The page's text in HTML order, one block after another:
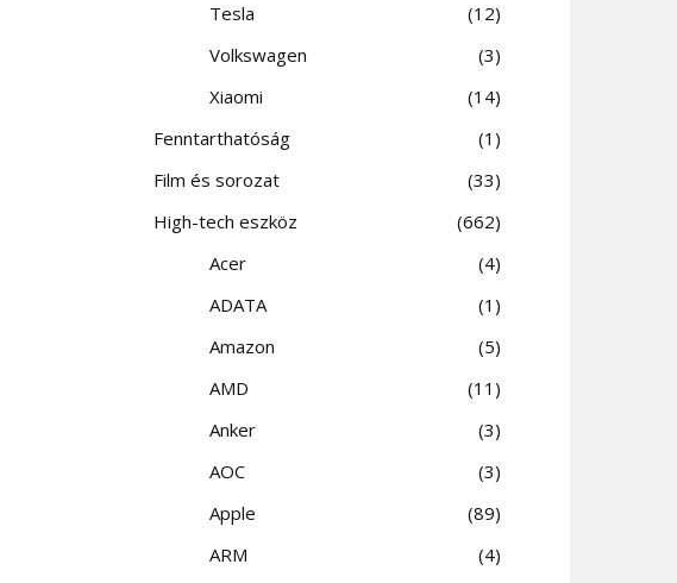
Tesla
12
Volkswagen
3
Xiaomi
14
Fenntarthatóság
1
Film és sorozat
33
High-tech eszköz
662
Acer
4
ADATA
1
Amazon
5
AMD
11
Anker
3
AOC
3
Apple
89
ARM
4